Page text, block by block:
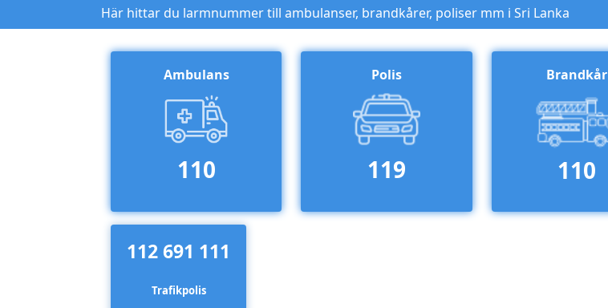
Här hittar du larmnummer till ambulanser, brandkårer, poliser mm i Sri Lanka
Ambulans
110
Polis
119
Brandkår
110
112 691 111
Trafikpolis